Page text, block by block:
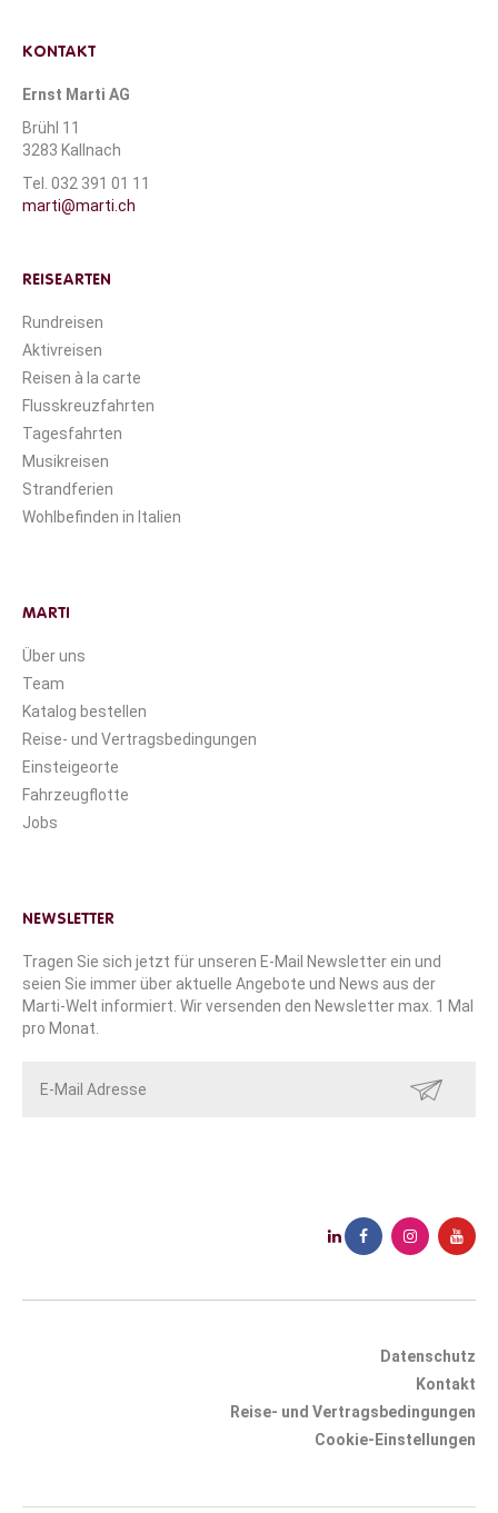
KONTAKT
Ernst Marti AG
Brühl 11
3283 Kallnach
Tel. 032 391 01 11
marti@marti.ch
REISEARTEN
Rundreisen
Aktivreisen
Reisen à la carte
Flusskreuzfahrten
Tagesfahrten
Musikreisen
Strandferien
Wohlbefinden in Italien
MARTI
Über uns
Team
Katalog bestellen
Reise- und Vertragsbedingungen
Einsteigeorte
Fahrzeugflotte
Jobs
NEWSLETTER
Tragen Sie sich jetzt für unseren E-Mail Newsletter ein und
seien Sie immer über aktuelle Angebote und News aus der
Marti-Welt informiert. Wir versenden den Newsletter max. 1 Mal
pro Monat.
SENDEN
Datenschutz
Kontakt
Reise- und Vertragsbedingungen
Cookie-Einstellungen